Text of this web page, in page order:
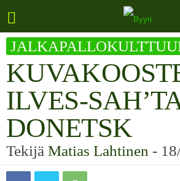
ILVES-
DONETSK
Tekijä Matias Lahtinen -